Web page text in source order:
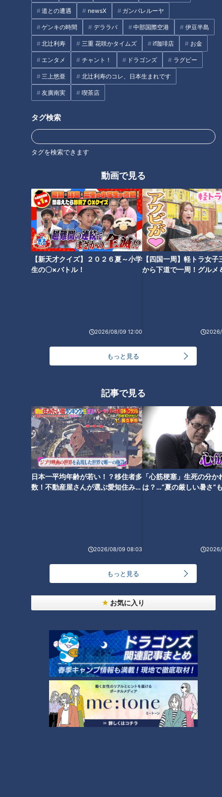
道との遭遇 newsX ガンバレルーヤ
ゲンキの時間 デララバ 中部国際空港 伊豆半島
北辻利寿 三重 花咲かタイムズ if珈琲店 お金
エンタメ チャント！ ドラゴンズ ラグビー
三上悠亜 北辻利寿のコレ、日本生まれです
友廣南実 喫茶店
タグ検索
タグを検索できます
動画で見る
【新天才クイズ】２０２６夏～小学
生の〇×バトル！
2026/08/09 12:00
【四国一周】軽トラ女子
から下道で一周！グルメ
もっと見る
記事で見る
日本一平均年齢が若い！？移住者多
数！不動産屋さんが選ぶ愛知住みた
2026/08/09 08:03
「心筋梗塞」生死の分か
は？…“夏の厳しい暑さ”
もっと見る
お気に入り
ピカイチのメニューは116種類と豊富です。番組は、1日密着し
て人気ランキングTOP5を調査しました！
CBCテレビ：画像『デララバ』
5位は「イカのくちと野菜の炒め」。星野仙一監督が大好きだ
ったという独自メニューです。東京の業者から、イカのくちを
中華料理に使えないか聞かれたことがきっかけで始まったメニ
ューとのこと。
イカのくちの下処理は、一週間に一度、約100皿分をまとめて
行います。個数で言えば2000個以上！足の付け根にあるイカ
のくちには硬いくちばしが2つあるため、それを1つずつ手作業
ていきます。ギンナン、ピーマン、クワイなど、色とりどりの
5種類の野菜を入れ、味付けは、オリジナルの酸味のきいた醤
4位は「ピカイチラーメン」。10段階の辛さから選べるピカイ
チ独自のラーメンが、麺類全20種類のトップです。ピリ辛で
コクのあるスープが特徴で、唐辛子の辛さがありながらも、食
べやすいのが人気！
昆布や煮干しのダシ入り醤油ダレに、味の決め手として加える
うま味をとった特製スープを合わせると、ピカイチスープの完
ニクチップ。ニンニクチップは、揚げることでニンニク感がア